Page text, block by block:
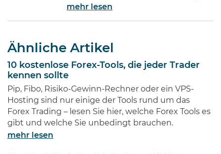
des Internets gehört ohne Frage
zu den Bedeutendsten. Namen
Bill Gates von Microsoft dürften
jedem Investor geläufig sein.
Diese Männer haben Imperien
erschaffen und gleichzeitig
Millionen von Anlegern auf der
ganzen Welt …
mehr lesen
Ähnliche Artikel
10 kostenlose Forex-Tools, die jeder Trader
kennen sollte
Pip, Fibo, Risiko-Gewinn-Rechner oder ein VPS-
Hosting sind nur einige der Tools rund um das
Forex Trading – lesen Sie hier, welche Forex Tools es
gibt und welche Sie unbedingt brauchen.
mehr lesen